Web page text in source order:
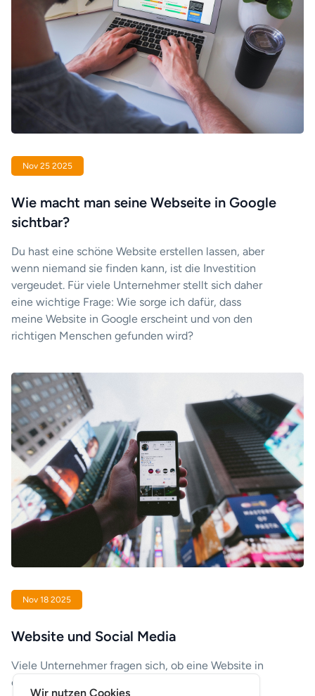
Nov 25 2025
Wie macht man seine Webseite in Google
sichtbar?
Du hast eine schöne Website erstellen lassen, aber
wenn niemand sie finden kann, ist die Investition
vergeudet. Für viele Unternehmer stellt sich daher
eine wichtige Frage: Wie sorge ich dafür, dass
meine Website in Google erscheint und von den
richtigen Menschen gefunden wird?
Nov 18 2025
Website und Social Media
Viele Unternehmer fragen sich, ob eine Website in
einer Zeit, in der soziale Medien so viel
Wir nutzen Cookies